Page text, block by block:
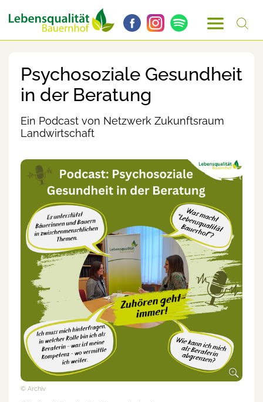
Psychosoziale Gesundheit
in der Beratung
Ein Podcast von Netzwerk Zukunftsraum
Landwirtschaft
© Archiv